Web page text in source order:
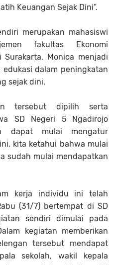
Keuangan Sejak Dini”.
merupakan mahasiswi
fakultas Ekonomi
Surakarta. Monica menjadi
dalam peningkatan
sejak dini.
tersebut dipilih serta
SD Negeri 5 Ngadirojo
dapat mulai mengatur
kita ketahui bahwa mulai
sudah mulai mendapatkan
kerja individu ini telah
(31/7) bertempat di SD
sendiri dimulai pada
kegiatan memberikan
tersebut mendapat
sekolah, wakil kepala